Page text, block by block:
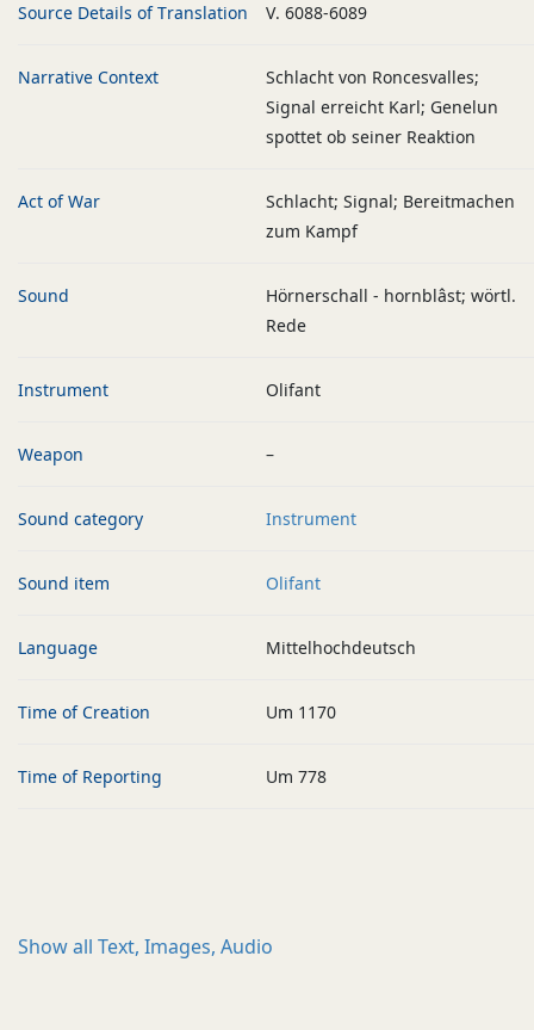
Source Details of Translation V. 6088-6089
Narrative Context
Schlacht von Roncesvalles;
Signal erreicht Karl; Genelun
spottet ob seiner Reaktion
Act of War
Schlacht; Signal; Bereitmachen
zum Kampf
Sound
Hörnerschall - hornblâst; wörtl.
Rede
Instrument Olifant
Weapon –
Sound category Instrument
Sound item Olifant
Language Mittelhochdeutsch
Time of Creation Um 1170
Time of Reporting Um 778
Show all Text, Images, Audio